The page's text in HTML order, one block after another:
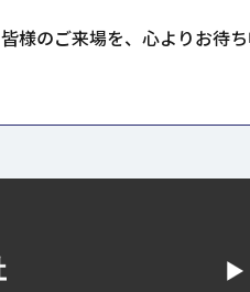
皆様のご来場を、心よりお待ち